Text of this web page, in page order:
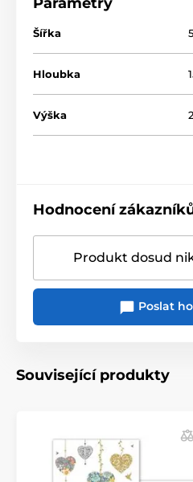
Šířka
Hloubka
Výška
Hodnocení
Produkt dosud
Poslat
Související produkty